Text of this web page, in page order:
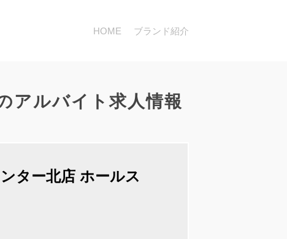
HOME ブランド紹介
アルバイト求人情報
ター北店 ホールス